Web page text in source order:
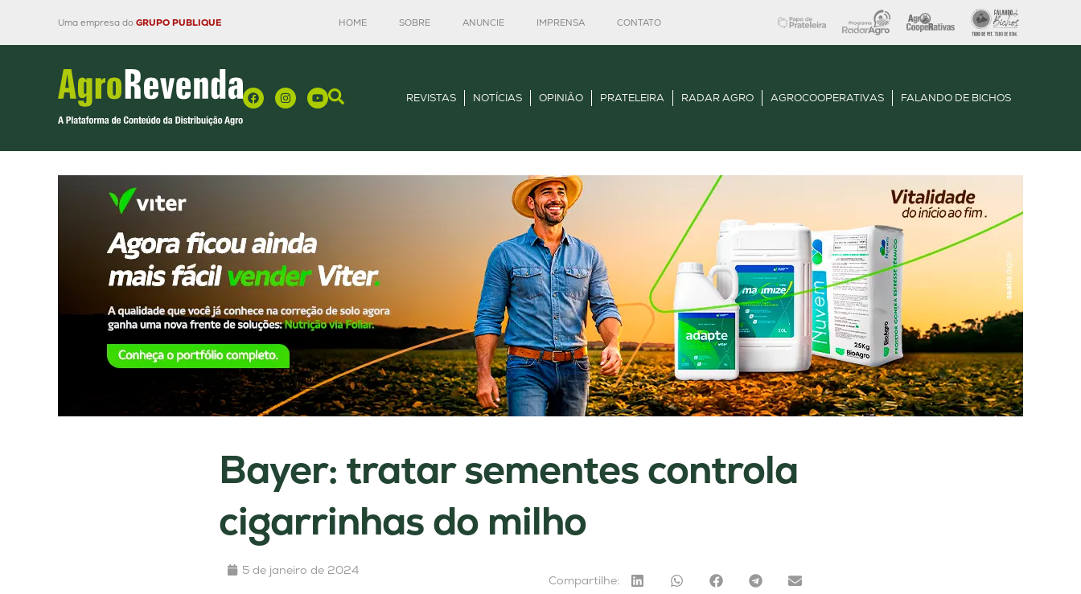
Uma empresa do GRUPO PUBLIQUE HOME SOBRE ANUNCIE IMPRENSA CONTATO
REVISTAS NOTÍCIAS OPINIÃO PRATELEIRA RADAR AGRO AGROCOOPERATIVAS FALANDO DE BICHOS
Bayer: tratar sementes controla
cigarrinhas do milho
5 de janeiro de 2024
Compartilhe: